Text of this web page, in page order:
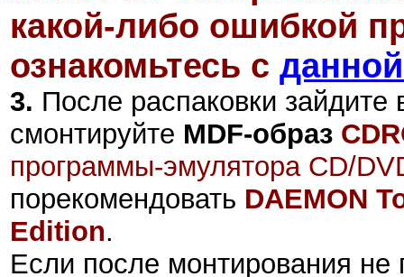
какой-либо ошибкой
ознакомьтесь с
3. После распаковки
смонтируйте MDF-образ
программы-эмулятора CD/
порекомендовать DAEMON
Edition.
Если после монтирования не